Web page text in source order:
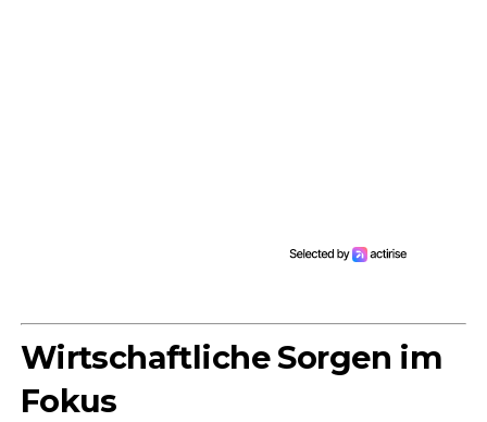
Wirtschaftliche Sorgen im
Fokus